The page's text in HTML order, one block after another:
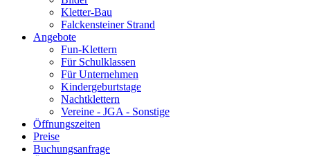
Kletter-Bau
Falckensteiner Strand
Angebote
Fun-Klettern
Für Schulklassen
Für Unternehmen
Kindergeburtstage
Nachtklettern
Vereine - JGA - Sonstige
Öffnungszeiten
Preise
Buchungsanfrage